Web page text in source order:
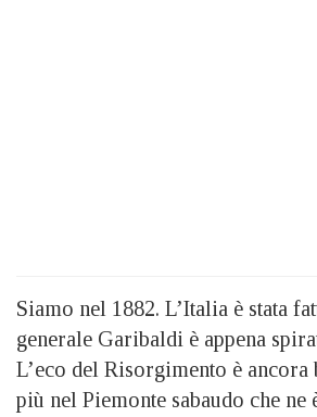
Siamo nel 1882. L’Italia è stata
generale Garibaldi è appena
L’eco del Risorgimento è ancora
più nel Piemonte sabaudo che ne